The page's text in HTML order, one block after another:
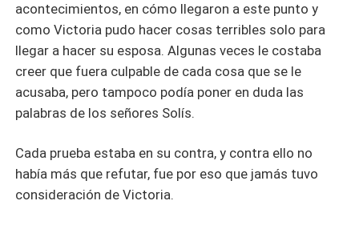
acontecimientos, en cómo llegaron a este punto y
como Victoria pudo hacer cosas terribles solo para
llegar a hacer su esposa. Algunas veces le costaba
creer que fuera culpable de cada cosa que se le
acusaba, pero tampoco podía poner en duda las
palabras de los señores Solís.
Cada prueba estaba en su contra, y contra ello no
había más que refutar, fue por eso que jamás tuvo
consideración de Victoria.